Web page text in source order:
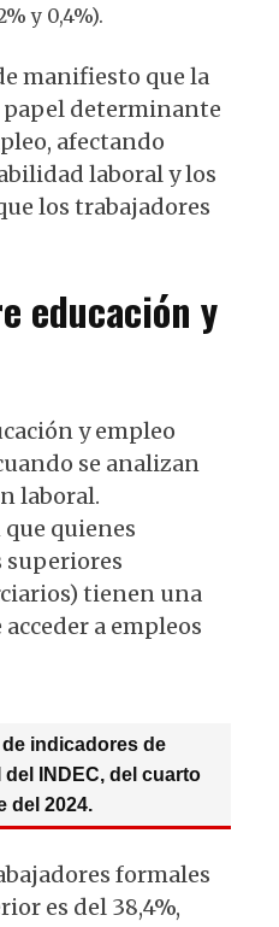
y 0,4%).
manifiesto que la
papel determinante
afectando
laboral y los
los trabajadores
educación y
y empleo
se analizan
laboral.
quienes
superiores
tienen una
a empleos
indicadores de
INDEC, del cuarto
del 2024.
formales
es del 38,4%,